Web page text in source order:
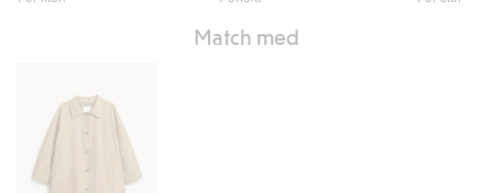
av
stemmer
Match med